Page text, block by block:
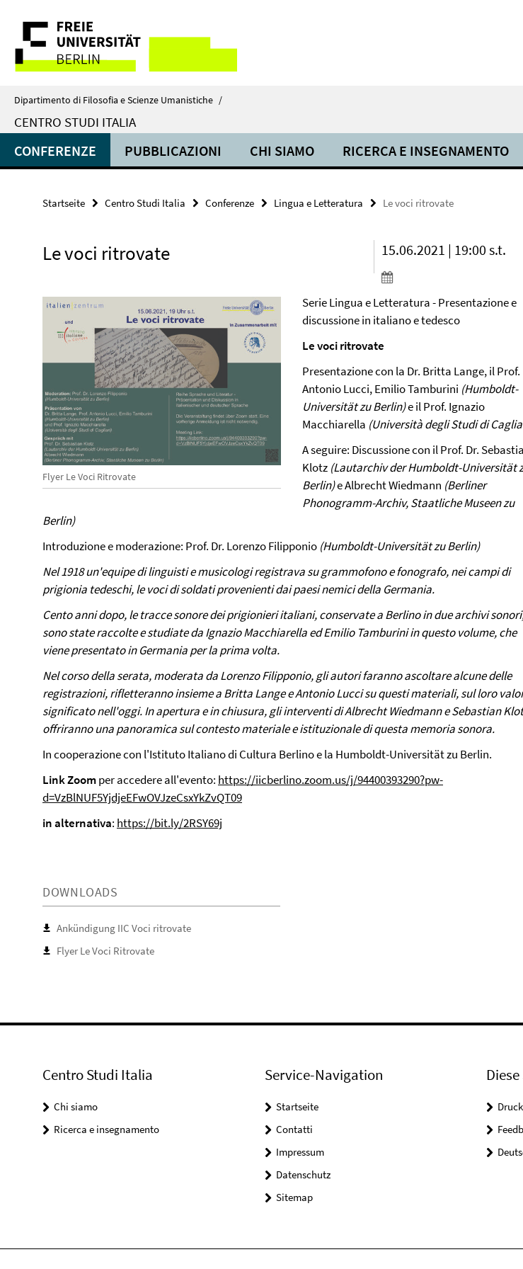
direkt
Inhalt
Service-
Navigation
Dipartimento di Filosofia e Scienze Umanistiche /
CENTRO STUDI ITALIA
CONFERENZE PUBBLICAZIONI CHI SIAMO RICERCA E INSEGNAMENTO
Startseite Centro Studi Italia Conferenze Lingua e Letteratura Le voci ritrovate
Le voci ritrovate 15.06.2021 | 19:00 s.t.
Flyer Le Voci Ritrovate
Serie Lingua e Letteratura - Presentazione e
discussione in italiano e tedesco
Le voci ritrovate
Presentazione con la Dr. Britta Lange, il Prof.
Antonio Lucci, Emilio Tamburini (Humboldt-
Universität zu Berlin)e il Prof. Ignazio
Macchiarella (Università degli Studi di
A seguire: Discussione con il Prof. Dr.
Klotz (Lautarchiv der Humboldt-Universität
Berlin)e Albrecht Wiedmann (Berliner
Phonogramm-Archiv, Staatliche Museen zu
Berlin)
Introduzione e moderazione: Prof. Dr. Lorenzo Filipponio (Humboldt-Universität zu Berlin)
Nel 1918 un'equipe di linguisti e musicologi registrava su grammofono e fonografo, nei campi di
prigionia tedeschi, le voci di soldati provenienti dai paesi nemici della Germania.
Cento anni dopo, le tracce sonore dei prigionieri italiani, conservate a Berlino in due archivi
sono state raccolte e studiate da Ignazio Macchiarella ed Emilio Tamburini in questo volume, che
viene presentato in Germania per la prima volta.
Nel corso della serata, moderata da Lorenzo Filipponio, gli autori faranno ascoltare alcune delle
registrazioni, rifletteranno insieme a Britta Lange e Antonio Lucci su questi materiali, sul loro
significato nell'oggi. In apertura e in chiusura, gli interventi di Albrecht Wiedmann e Sebastian
offriranno una panoramica sul contesto materiale e istituzionale di questa memoria sonora.
In cooperazione con l'Istituto Italiano di Cultura Berlino e la Humboldt-Universität zu Berlin.
Link Zoomper accedere all'evento: https://iicberlino.zoom.us/j/94400393290?pw-
d=VzBlNUF5YjdjeEFwOVJzeCsxYkZvQT09
in alternativa: https://bit.ly/2RSY69j
DOWNLOADS
Ankündigung IIC Voci ritrovate
Flyer Le Voci Ritrovate
Centro Studi Italia
Chi siamo
Ricerca e insegnamento
Service-Navigation
Startseite
Contatti
Impressum
Datenschutz
Sitemap